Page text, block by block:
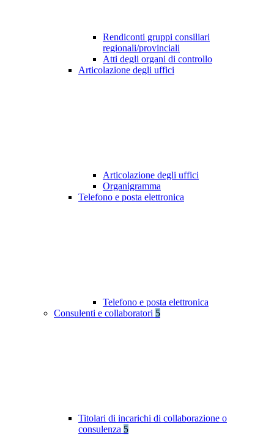
Rendiconti gruppi consiliari
regionali/provinciali
Atti degli organi di controllo
Articolazione degli uffici
Articolazione degli uffici
Organigramma
Telefono e posta elettronica
Telefono e posta elettronica
Consulenti e collaboratori 5
Titolari di incarichi di collaborazione o
consulenza 5